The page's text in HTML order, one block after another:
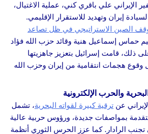
الإيراني علي باقري كني، عملية الاغتيال،
إيران وتهديد للاستقرار الإقليمي.
الصين الاستراتيجي في ظل تصاعد
حماس إسماعيل هنية وقائد حزب الله فؤاد
ذلك، قامت إسرائيل بتعزيز جاهزيتها
وقوع هجمات انتقامية من إيران وحزب الله
عن ترقية كبيرة لقواته البحرية، تشمل
بمواصفات جديدة، ورؤوس حربية عالية
تجنب الرادار. كما عزز الحرس الثوري أنظمة